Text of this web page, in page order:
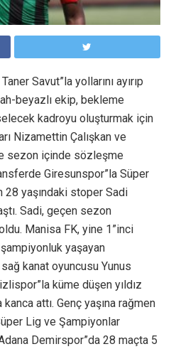
Savut”la yollarını ayırıp
beyazlı ekip, bekleme
kadroyu oluşturmak için
Nizamettin Çalışkan ve
sezon içinde sözleşme
Giresunspor”la Süper
28 yaşındaki stoper Sadi
Sadi, geçen sezon
Manisa FK, yine 1”inci
yaşayan
kanat oyuncusu Yunus
küme düşen yıldız
attı. Genç yaşına rağmen
Lig ve Şampiyonlar
Demirspor”da 28 maçta 5